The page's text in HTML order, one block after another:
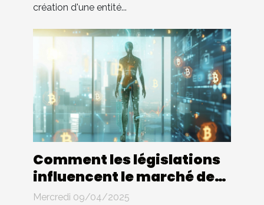
création d'une entité...
Comment les législations
influencent le marché des
cryptomonnaies
Mercredi 09/04/2025